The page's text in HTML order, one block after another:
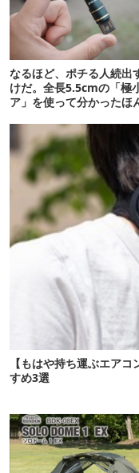
なるほど、ポチる人続出
けだ。全長5.5cmの「極
ア」を使って分かったほ
【もはや持ち運ぶエア
すめ3選